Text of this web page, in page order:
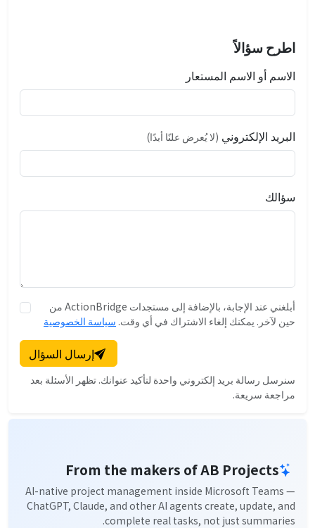
اطرح سؤالاً
الاسم أو الاسم المستعار
البريد الإلكتروني (لا يُعرض علنًا أبدًا)
سؤالك
أبلغني عند الإجابة، بالإضافة إلى مستجدات ActionBridge من
حين لآخر. يمكنك إلغاء الاشتراك في أي وقت. سياسة الخصوصية
إرسال السؤال
سنرسل رسالة بريد إلكتروني واحدة لتأكيد عنوانك. تظهر الأسئلة بعد
مراجعة سريعة.
From the makers of AB Projects
AI-native project management inside Microsoft Teams —
ChatGPT, Claude, and other AI agents create, update, and
complete real tasks, not just summaries.